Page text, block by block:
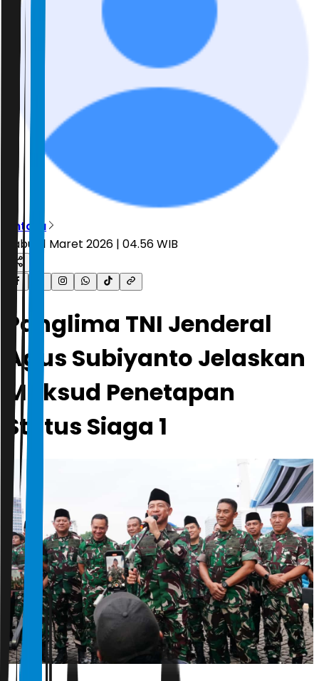
Antara
Rabu, 11 Maret 2026 | 04.56 WIB
Panglima TNI Jenderal
Agus Subiyanto Jelaskan
Maksud Penetapan
Status Siaga 1